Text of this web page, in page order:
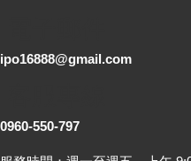
ipo16888@gmail.com
0960-550-797